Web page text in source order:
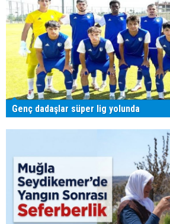
Genç dadaşlar süper lig yolunda